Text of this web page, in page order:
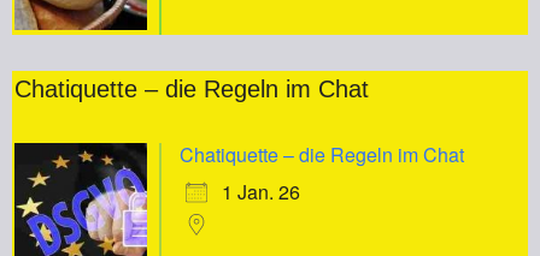
Chatiquette – die Regeln im Chat
Chatiquette – die Regeln im Chat
1 Jan. 26